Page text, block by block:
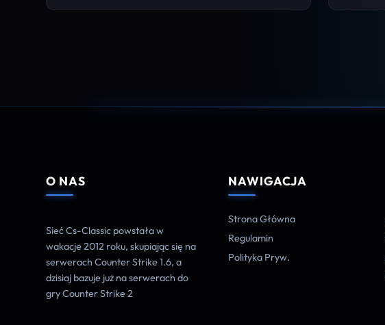
O NAS
Sieć Cs-Classic powstała w
wakacje 2012 roku, skupiając się na
serwerach Counter Strike 1.6, a
dzisiaj bazuje już na serwerach do
gry Counter Strike 2
NAWIGACJA
Strona Główna
Regulamin
Polityka Pryw.